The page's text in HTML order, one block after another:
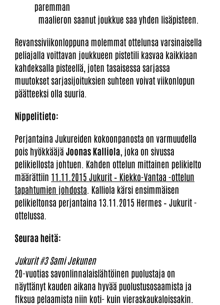
paremman
maalieron saanut joukkue saa yhden lisäpisteen.
Revanssiviikonloppuna molemmat ottelunsa varsinaisella
peliajalla voittavan joukkueen pistetili kasvaa kaikkiaan
kahdeksalla pisteellä, joten tasaisessa sarjassa
muutokset sarjasijoituksien suhteen voivat viikonlopun
päätteeksi olla suuria.
Nippelitieto:
Perjantaina Jukureiden kokoonpanosta on varmuudella
pois hyökkääjäJoonas Kalliola , joka on sivussa
pelikiellosta johtuen. Kahden ottelun mittainen pelikielto
määrättiin 11.11.2015 Jukurit – Kiekko-Vantaa -ottelun
tapahtumien johdosta . Kalliola kärsi ensimmäisen
pelikieltonsa perjantaina 13.11.2015 Hermes – Jukurit -
ottelussa.
Seuraa heitä:
Jukurit #3 Sami Jekunen
20-vuotias savonlinnalaislähtöinen puolustaja on
näyttänyt kauden aikana hyvää puolustusosaamista ja
fiksua pelaamista niin koti- kuin vieraskaukaloissakin.